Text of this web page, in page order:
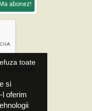
si
l oferim
toate
Ma abonez!